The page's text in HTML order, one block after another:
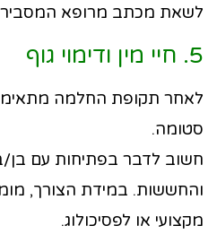
לשאת מכתב מרופא
5. חיי מין ודימוי גוף
לאחר תקופת החלמה מתאימה,
סטומה.
חשוב לדבר בפתיחות עם בן/
והחששות. במידת הצורך,
מקצועי או לפסיכולוג.